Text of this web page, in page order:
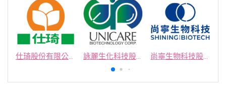
仕琦股份有限公司 詠麗生化科技股份有限公司 尚寧生物科技股份有限公司